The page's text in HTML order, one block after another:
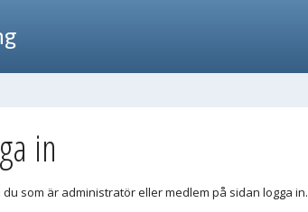
in
du som är administratör eller medlem på sidan logga in.